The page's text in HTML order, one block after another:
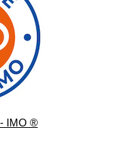
IMO ®